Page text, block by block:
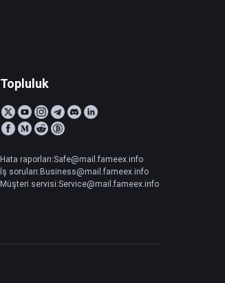
Topluluk
Hata raporları:Safe@mail.fameex.info
İş soruları:Business@mail.fameex.info
Müşteri servisi:Service@mail.fameex.info